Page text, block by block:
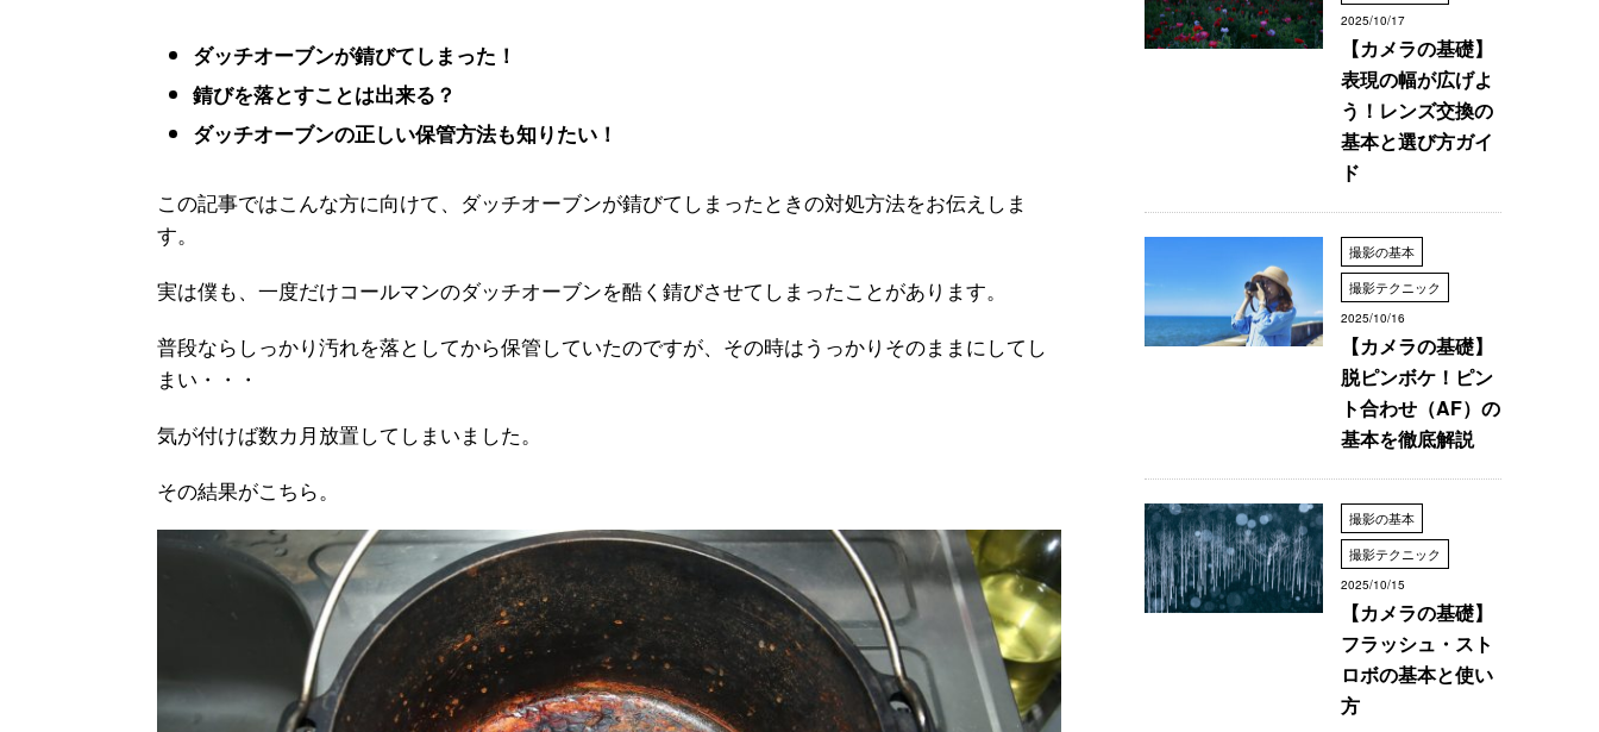
ダッチオーブンが錆びてしまった！
錆びを落とすことは出来る？
ダッチオーブンの正しい保管方法も知りたい！
この記事ではこんな方に向けて、ダッチオーブンが錆びてしまったときの対処方法をお伝えしま
す。
実は僕も、一度だけコールマンのダッチオーブンを酷く錆びさせてしまったことがあります。
普段ならしっかり汚れを落としてから保管していたのですが、その時はうっかりそのままにしてし
まい・・・
気が付けば数カ月放置してしまいました。
その結果がこちら。
2025/10/17
【カメラの基礎】
表現の幅が広げよ
う！レンズ交換の
基本と選び方ガイ
ド
撮影の基本
撮影テクニック
2025/10/16
【カメラの基礎】
脱ピンボケ！ピン
ト合わせ（AF）の
基本を徹底解説
撮影の基本
撮影テクニック
2025/10/15
【カメラの基礎】
フラッシュ・スト
ロボの基本と使い
方